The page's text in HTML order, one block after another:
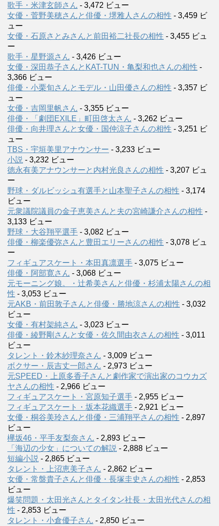
歌手・米津玄師さん - 3,472 ビュー
女優・菅野美穂さんと俳優・堺雅人さんの相性 - 3,459 ビ
ュー
女優・石原さとみさんと前田裕二社長の相性 - 3,455 ビュ
ー
歌手・星野源さん - 3,426 ビュー
女優・深田恭子さんとKAT-TUN・亀梨和也さんの相性 -
3,366 ビュー
俳優・小栗旬さんとモデル・山田優さんの相性 - 3,357 ビ
ュー
女優・吉岡里帆さん - 3,355 ビュー
俳優・「劇団EXILE」町田啓太さん - 3,262 ビュー
俳優・向井理さんと女優・国仲涼子さんの相性 - 3,251 ビ
ュー
TBS・宇垣美里アナウンサー - 3,233 ビュー
小説 - 3,232 ビュー
徳永有美アナウンサーと内村光良さんの相性 - 3,207 ビュ
ー
野球・ダルビッシュ有選手と山本聖子さんの相性 - 3,174
ビュー
元衆議院議員の金子恵美さんと夫の宮崎謙介さんの相性 -
3,133 ビュー
野球・大谷翔平選手 - 3,082 ビュー
俳優・柳楽優弥さんと豊田エリーさんの相性 - 3,078 ビュ
ー
フィギュアスケート・本田真凛選手 - 3,075 ビュー
俳優・阿部寛さん - 3,068 ビュー
元モーニング娘。・辻希美さんと俳優・杉浦太陽さんの相
性 - 3,053 ビュー
元AKB・前田敦子さんと俳優・勝地涼さんの相性 - 3,032
ビュー
女優・有村架純さん - 3,023 ビュー
俳優・綾野剛さんと女優・佐久間由衣さんの相性 - 3,011
ビュー
タレント・鈴木紗理奈さん - 3,009 ビュー
ボクサー・辰吉丈一郎さん - 2,973 ビュー
元SPEED・上原多香子さんと劇作家で演出家のコウカズ
ヤさんの相性 - 2,966 ビュー
フィギュアスケート・宮原知子選手 - 2,955 ビュー
フィギュアスケート・坂本花織選手 - 2,921 ビュー
女優・桐谷美玲さんと俳優・三浦翔平さんの相性 - 2,897
ビュー
欅坂46・平手友梨奈さん - 2,893 ビュー
「海辺の少女」についての解説 - 2,888 ビュー
短編小説 - 2,865 ビュー
タレント・上沼恵美子さん - 2,862 ビュー
女優・常盤貴子さんと俳優・長塚圭史さんの相性 - 2,853
ビュー
爆笑問題・太田光さんとタイタン社長・太田光代さんの相
性 - 2,853 ビュー
タレント・小倉優子さん - 2,850 ビュー